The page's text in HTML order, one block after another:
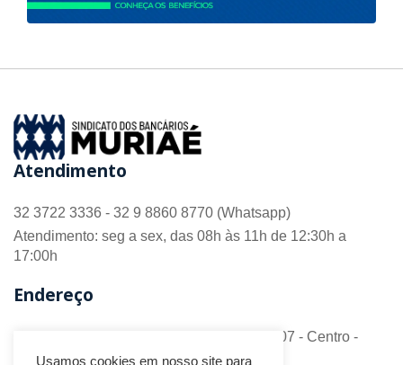
Atendimento
32 3722 3336 - 32 9 8860 8770 (Whatsapp)
Atendimento: seg a sex, das 08h às 11h de 12:30h a
17:00h
Endereço
R. Barão do Monte Alto nº 70 - Sala 306/307 - Centro -
CEP 36.880-018 - Muriaé/MG
Usamos cookies em nosso site para